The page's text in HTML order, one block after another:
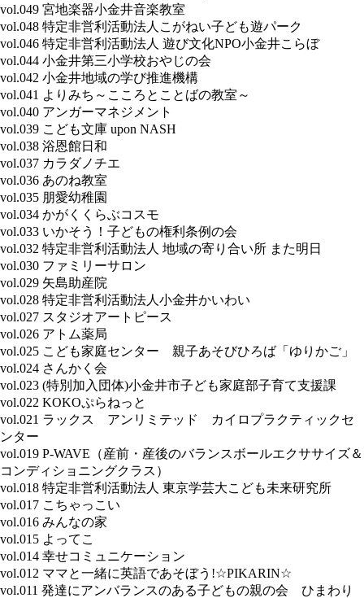
vol.049 宮地楽器小金井音楽教室
vol.048 特定非営利活動法人こがねい子ども遊パーク
vol.046 特定非営利活動法人 遊び文化NPO小金井こらぼ
vol.044 小金井第三小学校おやじの会
vol.042 小金井地域の学び推進機構
vol.041 よりみち～こころとことばの教室～
vol.040 アンガーマネジメント
vol.039 こども文庫 upon NASH
vol.038 浴恩館日和
vol.037 カラダノチエ
vol.036 あのね教室
vol.035 朋愛幼稚園
vol.034 かがくくらぶコスモ
vol.033 いかそう！子どもの権利条例の会
vol.032 特定非営利活動法人 地域の寄り合い所 また明日
vol.030 ファミリーサロン
vol.029 矢島助産院
vol.028 特定非営利活動法人小金井かいわい
vol.027 スタジオアートピース
vol.026 アトム薬局
vol.025 こども家庭センター 親子あそびひろば「ゆりかご」
vol.024 さんかく会
vol.023 (特別加入団体)小金井市子ども家庭部子育て支援課
vol.022 KOKOぷらねっと
vol.021 ラックス アンリミテッド カイロプラクティックセ
ンター
vol.019 P-WAVE（産前・産後のバランスボールエクササイズ＆
コンディショニングクラス）
vol.018 特定非営利活動法人 東京学芸大こども未来研究所
vol.017 こちゃっこい
vol.016 みんなの家
vol.015 よってこ
vol.014 幸せコミュニケーション
vol.012 ママと一緒に英語であそぼう!☆PIKARIN☆
vol.011 発達にアンバランスのある子どもの親の会 ひまわり